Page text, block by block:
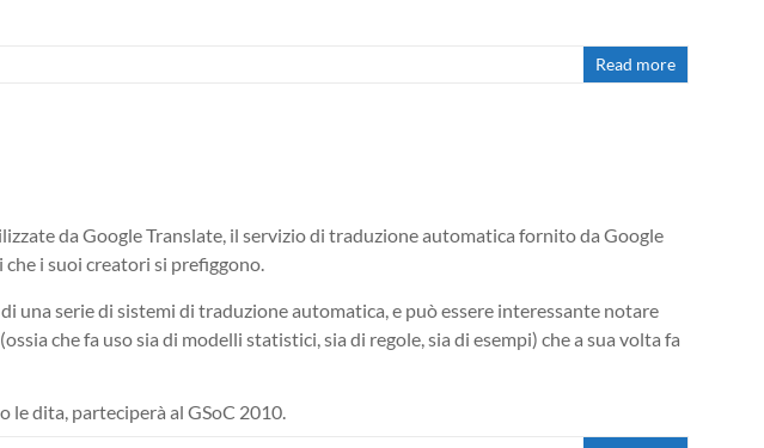
Read more
da Google Translate, il servizio di traduzione automatica fornito da Google
i suoi creatori si prefiggono.
di una serie di sistemi di traduzione automatica, e può essere interessante notare
che fa uso sia di modelli statistici, sia di regole, sia di esempi) che a sua volta fa
le dita, parteciperà al GSoC 2010.